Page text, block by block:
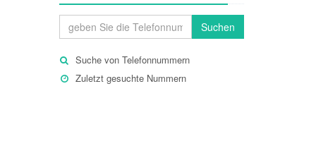
Suchen
Suche von Telefonnummern
Zuletzt gesuchte Nummern